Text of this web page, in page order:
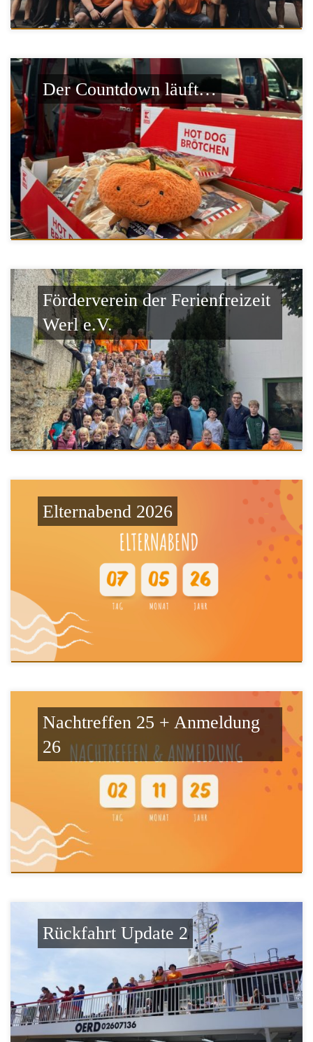
Der Countdown läuft…
Förderverein der Ferienfreizeit
Werl e.V.
Elternabend 2026
Nachtreffen 25 + Anmeldung
26
Rückfahrt Update 2